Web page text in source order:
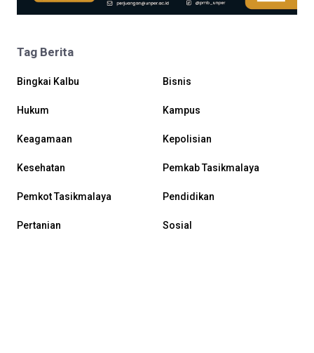
Tag Berita
Bingkai Kalbu Bisnis
Hukum Kampus
Keagamaan Kepolisian
Kesehatan Pemkab Tasikmalaya
Pemkot Tasikmalaya Pendidikan
Pertanian Sosial